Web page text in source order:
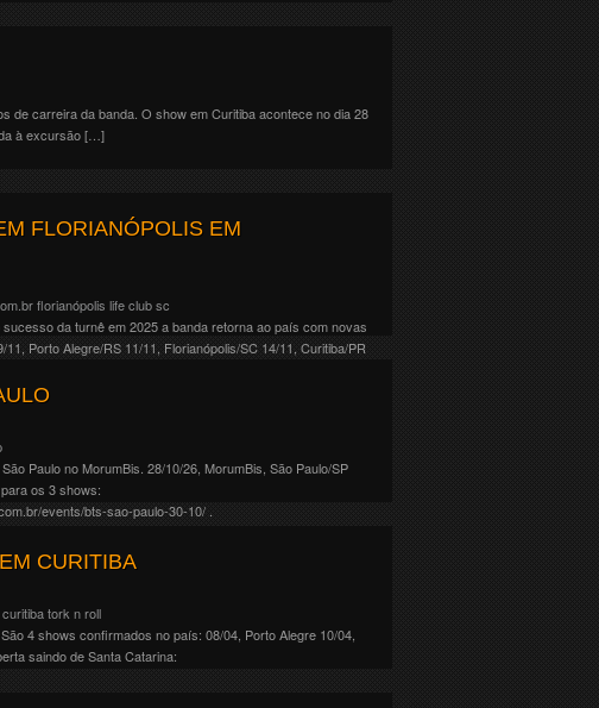
de carreira da banda. O show em Curitiba acontece no dia 28
à excursão […]
FLORIANÓPOLIS EM
florianópolis life clubsc
da turnê em 2025 a banda retorna ao país com novas
Porto Alegre/RS 11/11, Florianópolis/SC 14/11, Curitiba/PR
Paulo no MorumBis. 28/10/26, MorumBis, São Paulo/SP
os 3 shows:
events/bts-sao-paulo-30-10/ .
CURITIBA
tork n roll
4 shows confirmados no país: 08/04, Porto Alegre 10/04,
saindo de Santa Catarina: